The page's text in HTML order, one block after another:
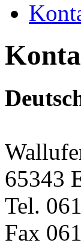
65343
Tel.
Fax